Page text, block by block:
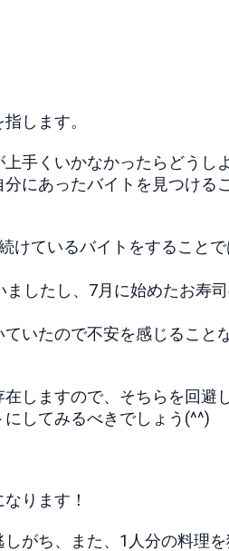
します。
手くいかなかったらどうしよ
にあったバイトを見つける
けているバイトをすること
したし、7月に始めたお寿
いたので不安を感じること
しますので、そちらを回避
してみるべきでしょう(^^)
ります！
がち、また、1人分の料理